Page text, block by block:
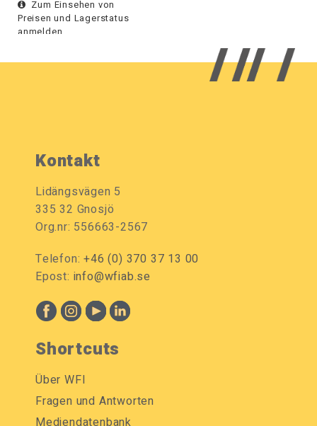
Zum Einsehen von
Preisen und Lagerstatus
anmelden.
Kontakt
Lidängsvägen 5
335 32 Gnosjö
Org.nr: 556663-2567
Telefon:+46 (0) 370 37 13 00
Epost: info@wfiab.se
Shortcuts
Über WFI
Fragen und Antworten
Mediendatenbank